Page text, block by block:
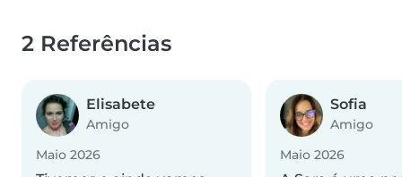
2 Referências
Elisabete
Amigo
Maio 2026
Sofia
Amigo
Maio 2026